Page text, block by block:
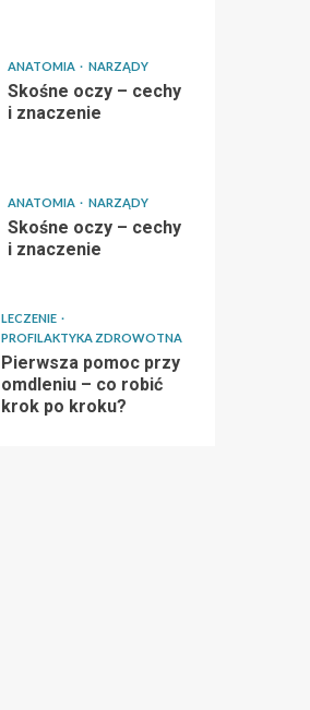
ANATOMIA NARZĄDY
Skośne oczy – cechy
i znaczenie
ANATOMIA NARZĄDY
Skośne oczy – cechy
i znaczenie
LECZENIE
PROFILAKTYKA ZDROWOTNA
Pierwsza pomoc przy
omdleniu – co robić
krok po kroku?